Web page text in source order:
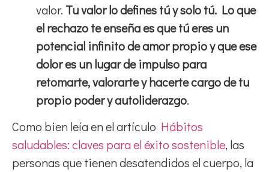
valor. Tu valor lo defines tú y solo tú. Lo que
el rechazo te enseña es que tú eres un
potencial infinito de amor propio y que ese
dolor es un lugar de impulso para
retomarte, valorarte y hacerte cargo de tu
propio poder y autoliderazgo.
Como bien leía en el artículo Hábitos
saludables: claves para el éxito sostenible, las
personas que tienen desatendidos el cuerpo, la